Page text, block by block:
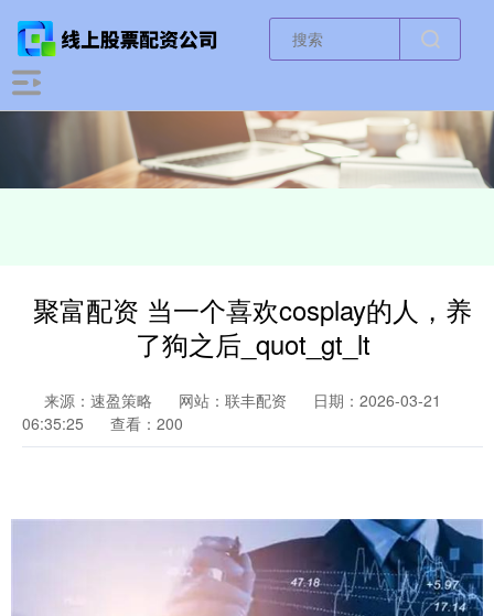
聚富配资 当一个喜欢cosplay的人，养
了狗之后_quot_gt_lt
来源：速盈策略 网站：联丰配资
日期：2026-03-21
06:35:25
查看：200